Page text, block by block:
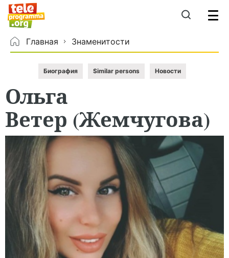
Главная Знаменитости
Биография Similar persons Новости
Ольга
Ветер (Жемчугова)